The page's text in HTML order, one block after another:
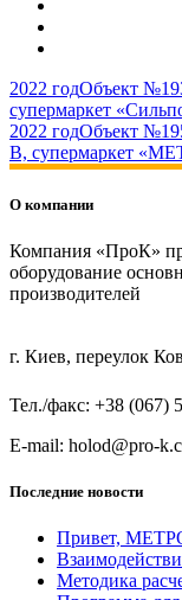
2022 годОбъект
супермаркет
2022 годОбъект
В, супермаркет
О компании
Компания «ПроК»
оборудование
производителей
г. Киев, переулок
Тел./факс: +38 (067)
E-mail: holod@pro-
Последние новости
Привет,
Методика